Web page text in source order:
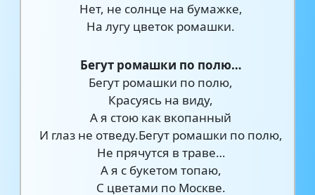
Нет, не солнце на бумажке,
На лугу цветок ромашки.
Бегут ромашки по полю…
Бегут ромашки по полю,
Красуясь на виду,
А я стою как вкопанный
И глаз не отведу.Бегут ромашки по полю,
Не прячутся в траве…
А я с букетом топаю,
С цветами по Москве.